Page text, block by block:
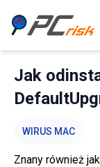
Jak
WIRUS MAC
Znany również